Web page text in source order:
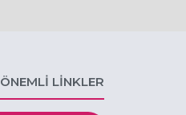
ÖNEMLİ LİNKLER